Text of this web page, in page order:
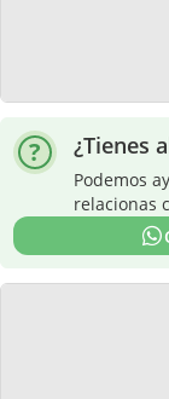
¿Tienes
Podemos
relacionas